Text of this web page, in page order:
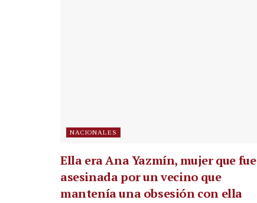
NACIONALES
Ella era Ana Yazmín, mujer que fue
asesinada por un vecino que
mantenía una obsesión con ella